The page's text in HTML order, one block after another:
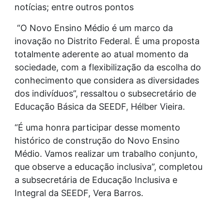
notícias; entre outros pontos
“O Novo Ensino Médio é um marco da
inovação no Distrito Federal. É uma proposta
totalmente aderente ao atual momento da
sociedade, com a flexibilização da escolha do
conhecimento que considera as diversidades
dos indivíduos”, ressaltou o subsecretário de
Educação Básica da SEEDF, Hélber Vieira.
“É uma honra participar desse momento
histórico de construção do Novo Ensino
Médio. Vamos realizar um trabalho conjunto,
que observe a educação inclusiva”, completou
a subsecretária de Educação Inclusiva e
Integral da SEEDF, Vera Barros.